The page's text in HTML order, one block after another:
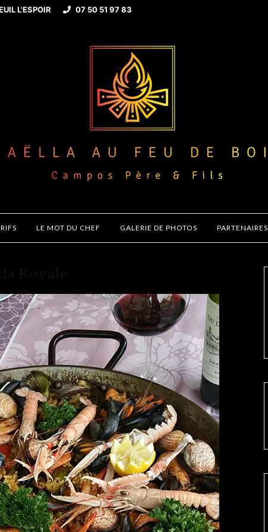
L'ESPOIR 07 50 51 97 83
LE MOT DU CHEF GALERIE DE PHOTOS PARTENAIRES